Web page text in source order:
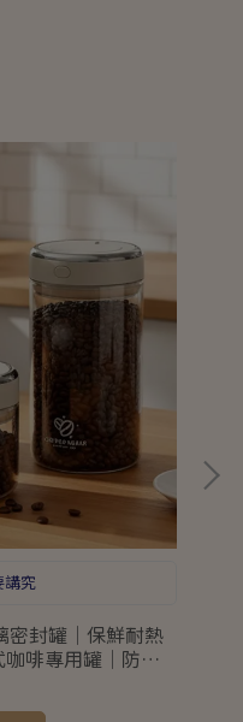
講究
密封罐｜保鮮耐熱
啡專用罐｜防潮